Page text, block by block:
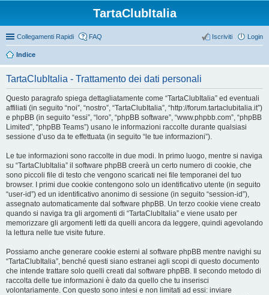
TartaClubItalia
Collegamenti Rapidi FAQ Login
Iscriviti
Indice
TartaClubItalia - Trattamento dei dati personali
Questo paragrafo spiega dettagliatamente come “TartaClubItalia” ed eventuali
affiliati (in seguito “noi”, “nostro”, “TartaClubItalia”, “http://forum.tartaclubitalia.it”)
e phpBB (in seguito “essi”, “loro”, “phpBB software”, “www.phpbb.com”, “phpBB
Limited”, “phpBB Teams”) usano le informazioni raccolte durante qualsiasi
sessione d’uso da te effettuata (in seguito “le tue informazioni”).
Le tue informazioni sono raccolte in due modi. In primo luogo, mentre si naviga
su “TartaClubItalia” il software phpBB creerà un certo numero di cookie, che
sono piccoli file di testo che vengono scaricati nei file temporanei del tuo
browser. I primi due cookie contengono solo un identificativo utente (in seguito
“user-id”) ed un identificativo anonimo di sessione (in seguito “session-id”),
assegnato automaticamente dal software phpBB. Un terzo cookie viene creato
quando si naviga tra gli argomenti di “TartaClubItalia” e viene usato per
memorizzare gli argomenti letti da quelli ancora da leggere, quindi agevolando
la lettura nelle tue visite future.
Possiamo anche generare cookie esterni al software phpBB mentre navighi su
“TartaClubItalia”, benché questi siano estranei agli scopi di questo documento
che intende trattare solo quelli creati dal software phpBB. Il secondo metodo di
raccolta delle tue informazioni è dato da quello che tu inserisci
volontariamente. Con questo sono intesi e non limitati ad essi: inviare